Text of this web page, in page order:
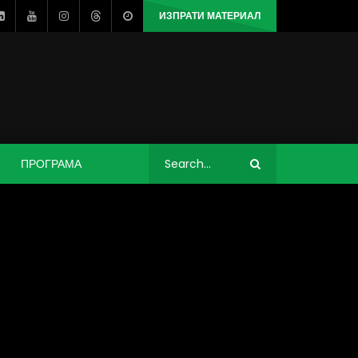
ИЗПРАТИ МАТЕРИАЛ
ПРОГРАМА